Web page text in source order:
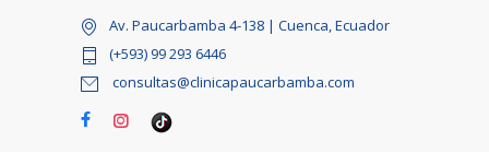
Av. Paucarbamba 4-138 | Cuenca, Ecuador
(+593) 99 293 6446
consultas@clinicapaucarbamba.com